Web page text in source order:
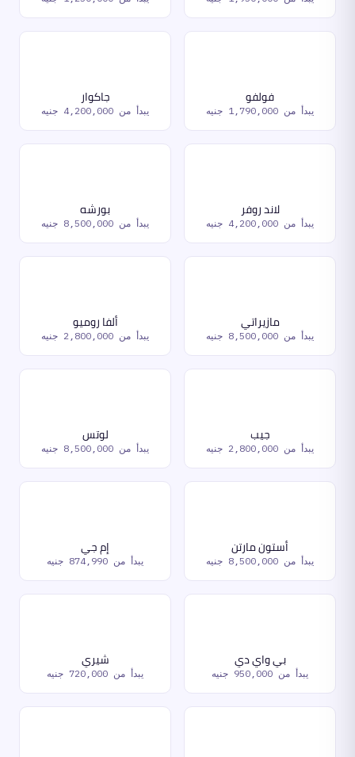
فولفو
يبدأ من 1,790,000 جنيه
جاكوار
يبدأ من 4,200,000 جنيه
لاند روفر
يبدأ من 4,200,000 جنيه
بورشه
يبدأ من 8,500,000 جنيه
مازيراتي
يبدأ من 8,500,000 جنيه
ألفا روميو
يبدأ من 2,800,000 جنيه
جيب
يبدأ من 2,800,000 جنيه
لوتس
يبدأ من 8,500,000 جنيه
أستون مارتن
يبدأ من 8,500,000 جنيه
إم جي
يبدأ من 874,990 جنيه
بي واي دي
يبدأ من 950,000 جنيه
شيري
يبدأ من 720,000 جنيه